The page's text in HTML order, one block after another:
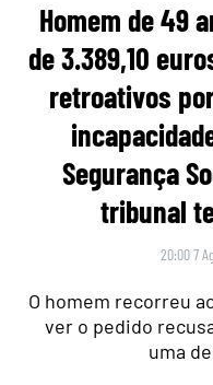
Homem de 49
de 3.389,10
retroativos
Segurança
tribunal
20:00 7
O homem recorreu
ver o pedido
uma